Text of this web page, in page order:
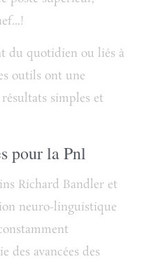
du quotidien ou liés à
outils ont une
simples et
pour la Pnl
Richard Bandler et
neuro-linguistique
des avancées des